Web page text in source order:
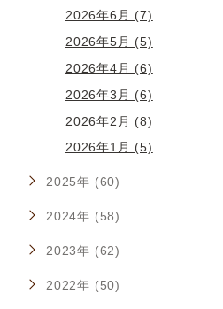
2026年6月 (7)
2026年5月 (5)
2026年4月 (6)
2026年3月 (6)
2026年2月 (8)
2026年1月 (5)
2025年 (60)
2024年 (58)
2023年 (62)
2022年 (50)